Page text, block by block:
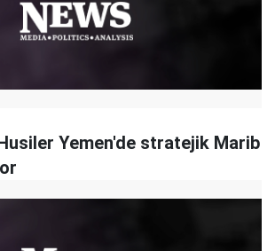
Yemen'de stratejik Marib